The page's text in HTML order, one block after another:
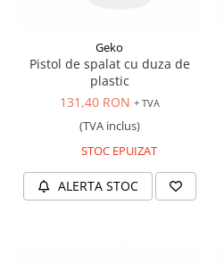
Geko
Pistol de spalat cu duza de
plastic
131,40 RON + TVA
(TVA inclus)
STOC EPUIZAT
ALERTA STOC